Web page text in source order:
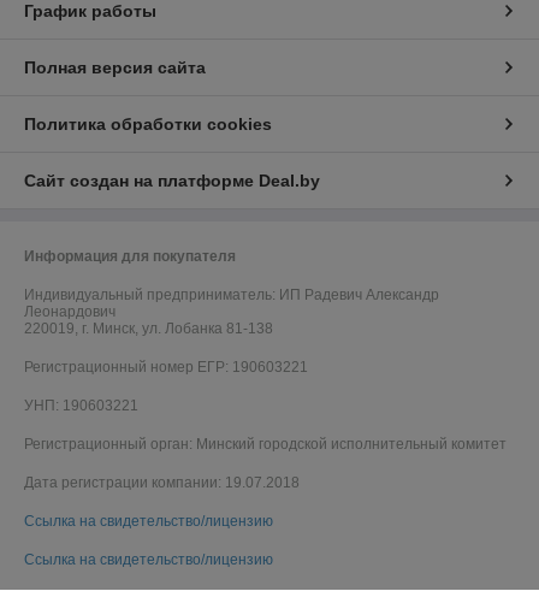
График работы
Полная версия сайта
Политика обработки cookies
Сайт создан на платформе Deal.by
Информация для покупателя
Индивидуальный предприниматель: ИП Радевич Александр
Леонардович
220019, г. Минск, ул. Лобанка 81-138
Регистрационный номер ЕГР: 190603221
УНП: 190603221
Регистрационный орган: Минский городской исполнительный комитет
Дата регистрации компании: 19.07.2018
Ссылка на свидетельство/лицензию
Ссылка на свидетельство/лицензию